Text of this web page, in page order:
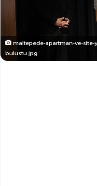
maltepede-apartman-ve-
bulustu.jpg